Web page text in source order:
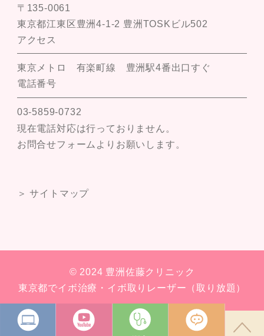
〒135-0061
東京都江東区豊洲4-1-2 豊洲TOSKビル502
アクセス
東京メトロ 有楽町線 豊洲駅4番出口すぐ
電話番号
03-5859-0732
現在電話対応は行っておりません。
お問合せフォームよりお願いします。
＞ サイトマップ
© 2024 豊洲佐藤クリニック
東京都でイボ治療・イボ取りレーザー（取り放題）